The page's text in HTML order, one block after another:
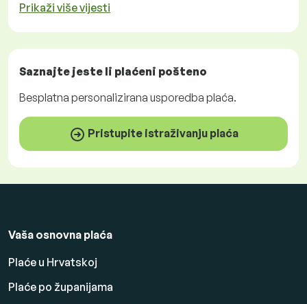
Prikaži više vijesti
Saznajte jeste li plaćeni pošteno
Besplatna personalizirana usporedba plaća.
Pristupite istraživanju plaća
Vaša osnovna plaća
Plaće u Hrvatskoj
Plaće po županijama